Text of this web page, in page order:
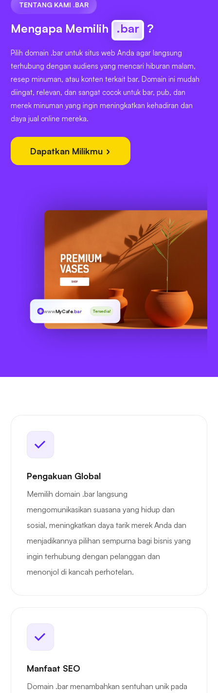
TENTANG KAMI .BAR
Mengapa Memilih .bar ?
Pilih domain .bar untuk situs web Anda agar langsung
terhubung dengan audiens yang mencari hiburan malam,
resep minuman, atau konten terkait bar. Domain ini mudah
diingat, relevan, dan sangat cocok untuk bar, pub, dan
merek minuman yang ingin meningkatkan kehadiran dan
daya jual online mereka.
Dapatkan Milikmu
wwwMyCafe.bar Tersedia!
Pengakuan Global
Memilih domain .bar langsung
mengomunikasikan suasana yang hidup dan
sosial, meningkatkan daya tarik merek Anda dan
menjadikannya pilihan sempurna bagi bisnis yang
ingin terhubung dengan pelanggan dan
menonjol di kancah perhotelan.
Manfaat SEO
Domain .bar menambahkan sentuhan unik pada